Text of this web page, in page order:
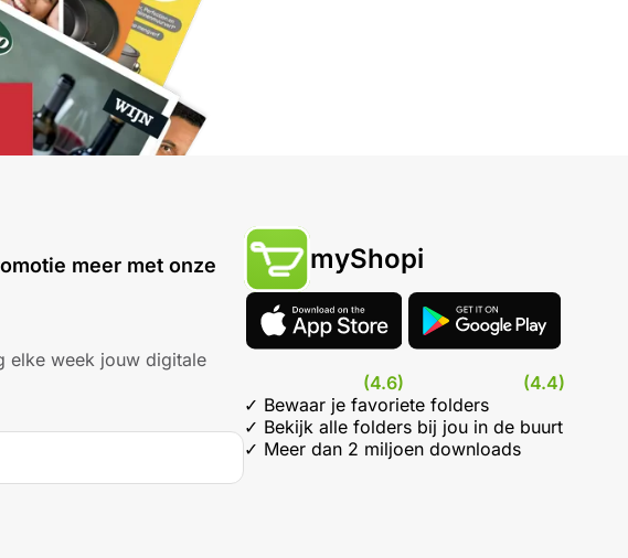
meer met onze
elke week jouw digitale
myShopi
(4.6)
(4.4)
✓ Bewaar je favoriete folders
✓ Bekijk alle folders bij jou in de buurt
✓ Meer dan 2 miljoen downloads